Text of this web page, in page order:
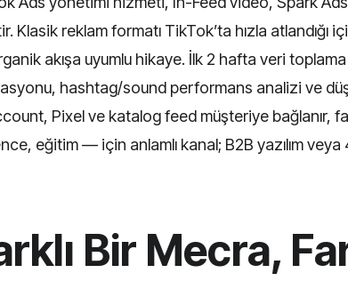
Klasik reklam formatı TikTok’ta hızla
organik akışa uyumlu hikaye. İlk 2 hafta veri
hashtag/sound performans analizi ve
Pixel ve katalog feed müşteriye
eğitim — için anlamlı kanal; B2B yazılım
Bir Mecra,